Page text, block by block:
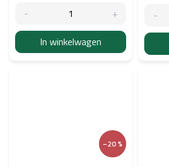
In winkelwagen
–20 %